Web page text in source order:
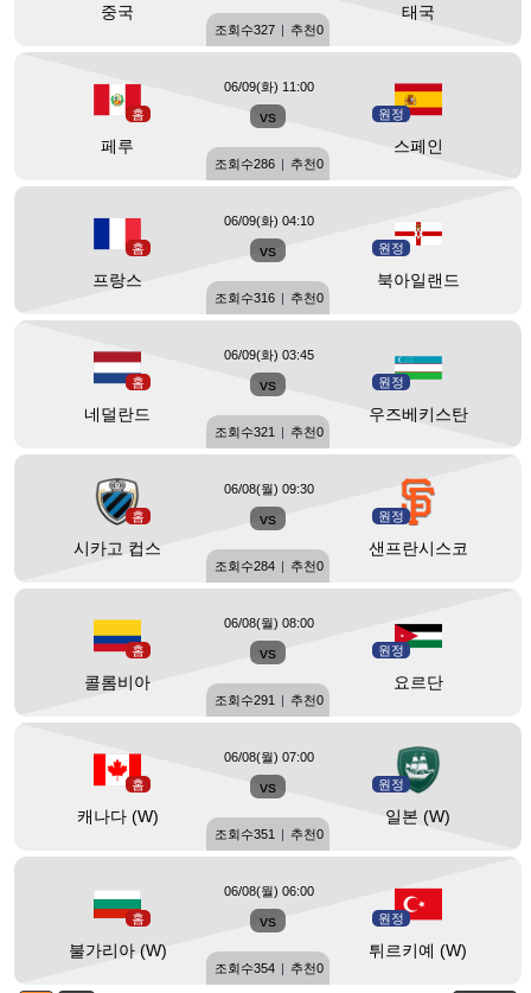
중국 태국
조회수327 | 추천0
홈
페루
vs 원정
스페인
06/09(화) 11:00
조회수286 | 추천0
홈
프랑스
vs 원정
북아일랜드
06/09(화) 04:10
조회수316 | 추천0
홈
네덜란드
vs 원정
우즈베키스탄
06/09(화) 03:45
조회수321 | 추천0
홈
시카고 컵스
vs 원정
샌프란시스코
06/08(월) 09:30
조회수284 | 추천0
홈
콜롬비아
vs 원정
요르단
06/08(월) 08:00
조회수291 | 추천0
홈
캐나다 (W)
vs 원정
일본 (W)
06/08(월) 07:00
조회수351 | 추천0
홈
불가리아 (W)
vs 원정
튀르키예 (W)
06/08(월) 06:00
조회수354 | 추천0